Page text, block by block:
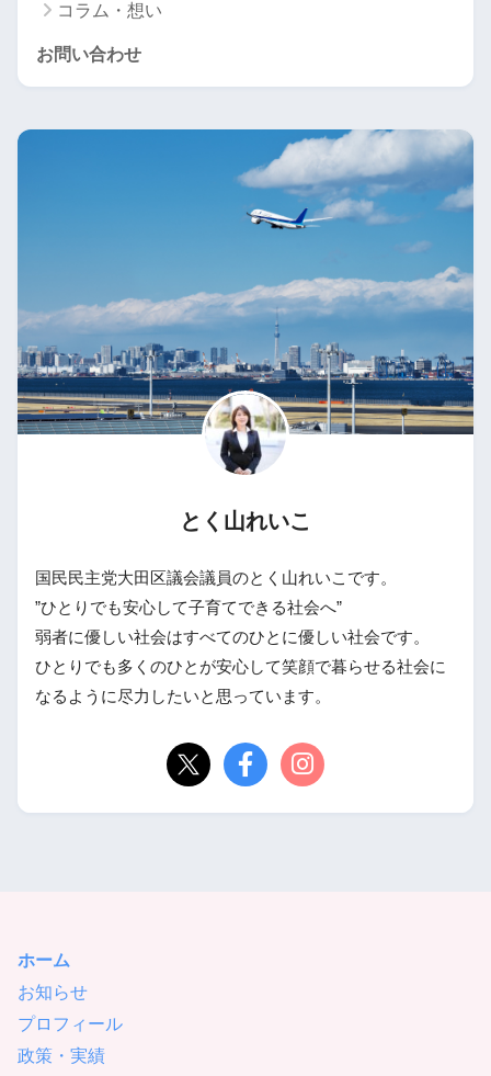
コラム・想い
お問い合わせ
とく山れいこ
国民民主党大田区議会議員のとく山れいこです。
”ひとりでも安心して子育てできる社会へ”
弱者に優しい社会はすべてのひとに優しい社会です。
ひとりでも多くのひとが安心して笑顔で暮らせる社会に
なるように尽力したいと思っています。
ホーム
お知らせ
プロフィール
政策・実績